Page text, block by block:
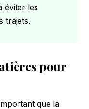
éviter les
trajets.
pour
que la